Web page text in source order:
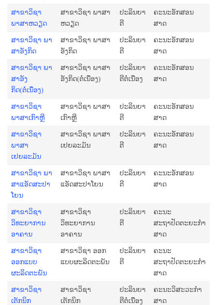
ສາຂາວິຊາ
ພາສາຫວຽດ
ສາຂາວິຊາ ພາສາ
ຫວຽດ
ປະລິນຍາ
ຕີ
ຄະນະອັກສອນ
ສາດ
ສາຂາວິຊາ ພາ​
ສາ​ອັງ​ກິດ
ສາຂາວິຊາ ພາ​ສາ​
ອັງ​ກິດ
ປະລິນຍາ
ຕີ
ຄະນະອັກສອນ
ສາດ
ສາຂາວິຊາ ພາ​
ສາ​ອັງ​
ກິດ(ຕໍ່ເນື່ອງ)
ສາຂາວິຊາ ພາ​ສາ​
ອັງ​ກິດ(ຕໍ່ເນື່ອງ)
ປະລິນຍາ
ຕີຕໍ່ເນື່ອງ
ຄະນະອັກສອນ
ສາດ
ສາຂາວິຊາ
ພາສາເກົາຫຼີ
ສາຂາວິຊາ ພາສາ
ເກົາຫຼີ
ປະລິນຍາ
ຕີ
ຄະນະອັກສອນ
ສາດ
ສາຂາວິຊາ
ພາສາ
ເຢຍລະມັນ
ສາຂາວິຊາ ພາສາ
ເຢຍລະມັນ
ປະລິນຍາ
ຕີ
ຄະນະອັກສອນ
ສາດ
ສາຂາວິຊາ ພາ
ສາແອັດສະປາ
ໂຍນ
ສາຂາວິຊາ ພາສາ
ແອັດສະປາໂຍນ
ປະລິນຍາ
ຕີ
ຄະນະອັກສອນ
ສາດ
ສາຂາວິຊາ
ວິທະຍາການ
ອາຄານ
ສາຂາວິຊາ
ວິທະຍາການ
ອາຄານ
ປະລິນຍາ
ຕີ
ຄະນະ
ສະຖາປັດຕະຍະກຳ
ສາດ
ສາຂາວິຊາ
ອອກແບບ
ຜະລິດຕະພັນ
ສາຂາວິຊາ ອອກ
ແບບຜະລິດຕະພັນ
ປະລິນຍາ
ຕີ
ຄະນະ
ສະຖາປັດຕະຍະກຳ
ສາດ
ສາຂາວິຊາ
ເຕັກນິກ
ສາຂາວິຊາ
ເຕັກນິກ
ປະລິນຍາ
ຕີຕໍ່ເນື່ອງ
ຄະນະວິສະວະກຳ
ສາດ